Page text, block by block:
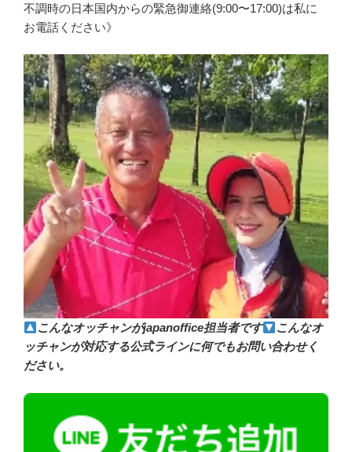
不調時の日本国内からの緊急御連絡(9:00〜17:00)は私に
お電話ください》
こんなオッチャンがjapanoffice担当者です
こんなオ
ッチャンが対応する公式ラインに何でもお問い合わせく
ださい。